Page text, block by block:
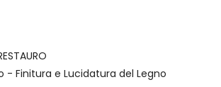
Finitura e Lucidatura del Legno